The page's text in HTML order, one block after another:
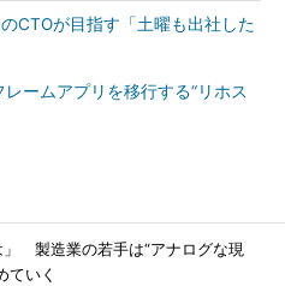
CTOが目指す「土曜も出社した
ームアプリを移行する“リホス
」 製造業の若手は“アナログな現
ていく